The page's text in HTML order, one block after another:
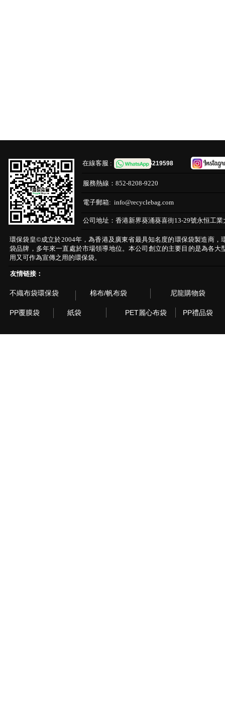
在線客服 :65219598
服務熱線： 852-8208-9220
電子郵箱: info@recyclebag.com
公司地址： 香港新界葵涌葵喜街13-29號永恒工業
環保袋皇©成立於2004年，為香港及廣東省最具知名度的環保袋製造商
袋品牌，多年來一直處於市場領導地位。本公司創立的主要目的是為各大
用又可作為宣傳之用的環保袋。
友情链接：
不織布袋環保袋 棉布/帆布袋 尼龍購物袋
PP覆膜袋 紙袋 PET麗心布袋 PP禮品袋